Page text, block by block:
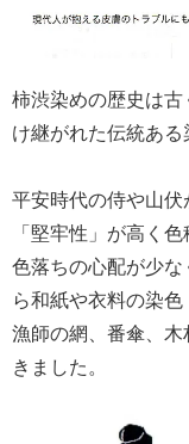
柿渋染めの歴史は
け継がれた伝統ある
平安時代の侍や山
「堅牢性」が高く
色落ちの心配が少
ら和紙や衣料の染色
漁師の網、番傘、
きました。